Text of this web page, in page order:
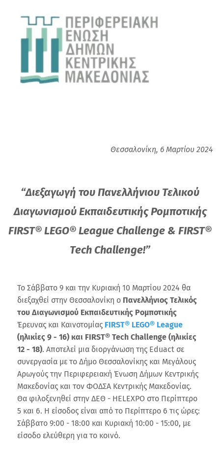
Θεσσαλονίκη, 6 Μαρτίου 2024
“Διεξαγωγή του Πανελλήνιου Τελικού
Διαγωνισμού Εκπαιδευτικής Ρομποτικής
FIRST® LEGO® League Challenge & FIRST®
Tech Challenge!”
Το Σάββατο 9 και την Κυριακή 10 Μαρτίου 2024 θα
διεξαχθεί στην Θεσσαλονίκη ο Πανελλήνιος Τελικός
του Διαγωνισμού Εκπαιδευτικής Ρομποτικής
Έρευνας και Καινοτομίας FIRST® LEGO® League
(ηλικίες 9 - 16) και FIRST® Tech Challenge (ηλικίες
12 - 18). Αποτελεί μια διοργάνωση της Eduact σε
συνεργασία με το Δήμο Θεσσαλονίκης και Μεγάλους
Αρωγούς την Περιφερειακή Ένωση Δήμων Κεντρικής
Μακεδονίας και τον ΦΟΔΣΑ Κεντρικής Μακεδονίας.
Θα φιλοξενηθεί στην ΔΕΘ - HELEXPO στο Περίπτερο
5 και 6. Η είσοδος είναι από το Περίπτερο 6 τις ώρες:
Σάββατο 9:00 - 18:00 και Κυριακή 10:00 - 15:00, με
είσοδο ελεύθερη για το κοινό.